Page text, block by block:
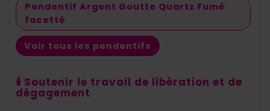
Pendentif Argent Goutte Quartz Fumé
facetté
Voir tous les pendentifs
🕯️ Soutenir le travail de libération et de
dégagement